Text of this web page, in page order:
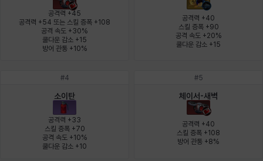
카밀로 캐시
크레이버 타지아
펠릭스 피올로
공격력 +45
공격력 +54 또는 스킬 증폭 +108
공격 속도 +30%
쿨다운 감소 +15
방어 관통 +10%
공격력 +40
스킬 증폭 +90
공격 속도 +20%
쿨다운 감소 +15
#4
소이탄
공격력 +33
스킬 증폭 +70
공격 속도 +10%
쿨다운 감소 +10
#5
체이서-새벽
공격력 +40
스킬 증폭 +108
방어 관통 +8%